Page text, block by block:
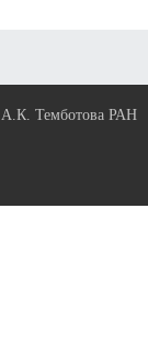
А.К. Темботова РАН